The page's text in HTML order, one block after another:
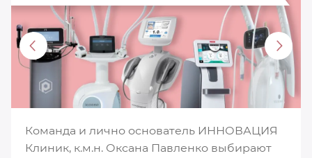
Команда и лично основатель ИННОВАЦИЯ
Клиник, к.м.н. Оксана Павленко выбирают